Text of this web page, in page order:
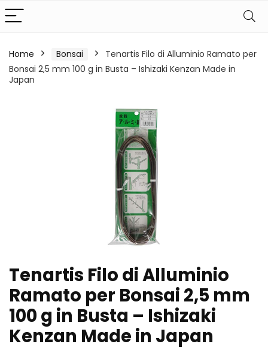
Home Bonsai
Tenartis Filo di Alluminio Ramato per
Bonsai 2,5 mm 100 g in Busta – Ishizaki Kenzan Made in
Japan
Tenartis Filo di Alluminio
Ramato per Bonsai 2,5 mm
100 g in Busta – Ishizaki
Kenzan Made in Japan